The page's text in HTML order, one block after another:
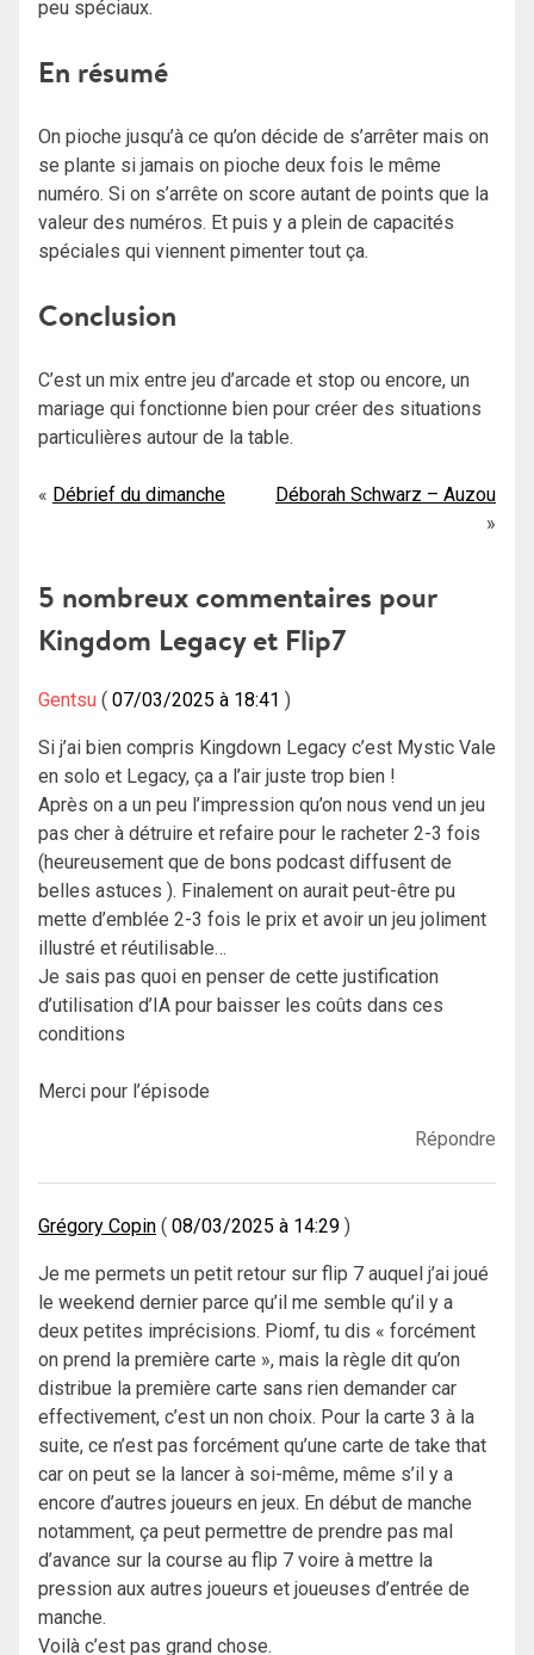
peu spéciaux.
En résumé
On pioche jusqu’à ce qu’on décide de s’arrêter mais on
se plante si jamais on pioche deux fois le même
numéro. Si on s’arrête on score autant de points que la
valeur des numéros. Et puis y a plein de capacités
spéciales qui viennent pimenter tout ça.
Conclusion
C’est un mix entre jeu d’arcade et stop ou encore, un
mariage qui fonctionne bien pour créer des situations
particulières autour de la table.
Navigation
l’article
Débrief du dimanche Déborah Schwarz – Auzou
5 nombreux commentaires pour
Kingdom Legacy et Flip7
Gentsu 07/03/2025 à 18:41
Si j’ai bien compris Kingdown Legacy c’est Mystic Vale
en solo et Legacy, ça a l’air juste trop bien !
Après on a un peu l’impression qu’on nous vend un jeu
pas cher à détruire et refaire pour le racheter 2-3 fois
(heureusement que de bons podcast diffusent de
belles astuces ). Finalement on aurait peut-être pu
mette d’emblée 2-3 fois le prix et avoir un jeu joliment
illustré et réutilisable…
Je sais pas quoi en penser de cette justification
d’utilisation d’IA pour baisser les coûts dans ces
conditions
Merci pour l’épisode
Répondre
Grégory Copin 08/03/2025 à 14:29
Je me permets un petit retour sur flip 7 auquel j’ai joué
le weekend dernier parce qu’il me semble qu’il y a
deux petites imprécisions. Piomf, tu dis « forcément
on prend la première carte », mais la règle dit qu’on
distribue la première carte sans rien demander car
effectivement, c’est un non choix. Pour la carte 3 à la
suite, ce n’est pas forcément qu’une carte de take that
car on peut se la lancer à soi-même, même s’il y a
encore d’autres joueurs en jeux. En début de manche
notamment, ça peut permettre de prendre pas mal
d’avance sur la course au flip 7 voire à mettre la
pression aux autres joueurs et joueuses d’entrée de
manche.
Voilà c’est pas grand chose.